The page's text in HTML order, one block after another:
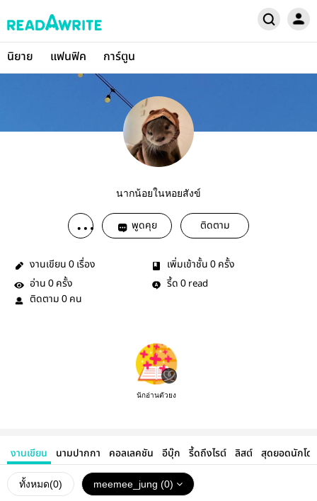
นิยาย แฟนฟิค การ์ตูน
นากน้อยในหอยสังข์
พูดคุย ติดตาม
งานเขียน 0 เรื่อง เพิ่มเข้าชั้น 0 ครั้ง
อ่าน 0 ครั้ง รี้ด 0 read
ติดตาม 0 คน
นักอ่านตัวยง
งานเขียน นามปากกา คอลเลคชัน อีบุ๊ก รี้ดถึงไรต์ ลิสต์ สุดยอดนักโด
ทั้งหมด(0) meemee_jung (0)